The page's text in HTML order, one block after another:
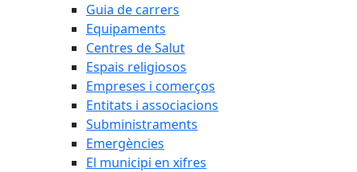
Guia de carrers
Equipaments
Centres de Salut
Espais religiosos
Empreses i comerços
Entitats i associacions
Subministraments
Emergències
El municipi en xifres